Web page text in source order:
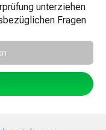
unterziehen
Fragen